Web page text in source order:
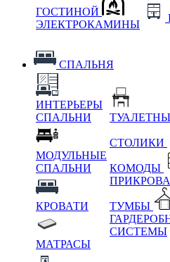
ГОСТИНОЙ
ЭЛЕКТРОКАМИНЫ
СПАЛЬНЯ
ИНТЕРЬЕРЫ
СПАЛЬНИ
МОДУЛЬНЫЕ
СПАЛЬНИ
КРОВАТИ
МАТРАСЫ
СТОЛИКИ
КОМОДЫ
ТУМБЫ
СИСТЕМЫ